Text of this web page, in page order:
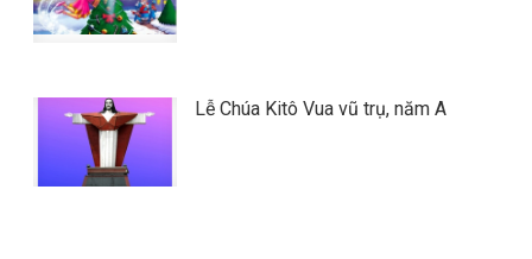
Lễ Chúa Kitô Vua vũ trụ, năm A